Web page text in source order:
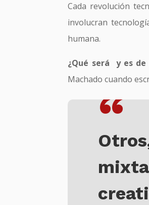
Cada revolución
involucran
humana.
¿Qué será y es
Machado cuando
“